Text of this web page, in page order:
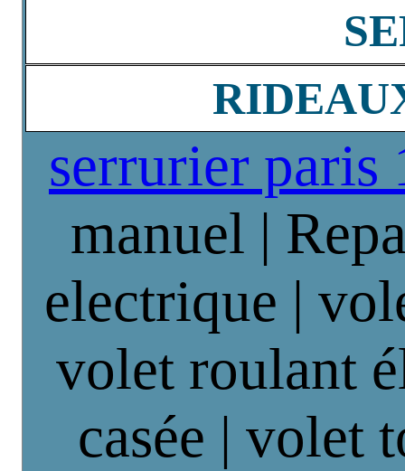
serrurier paris
manuel |
electrique |
volet roulant
casée | volet